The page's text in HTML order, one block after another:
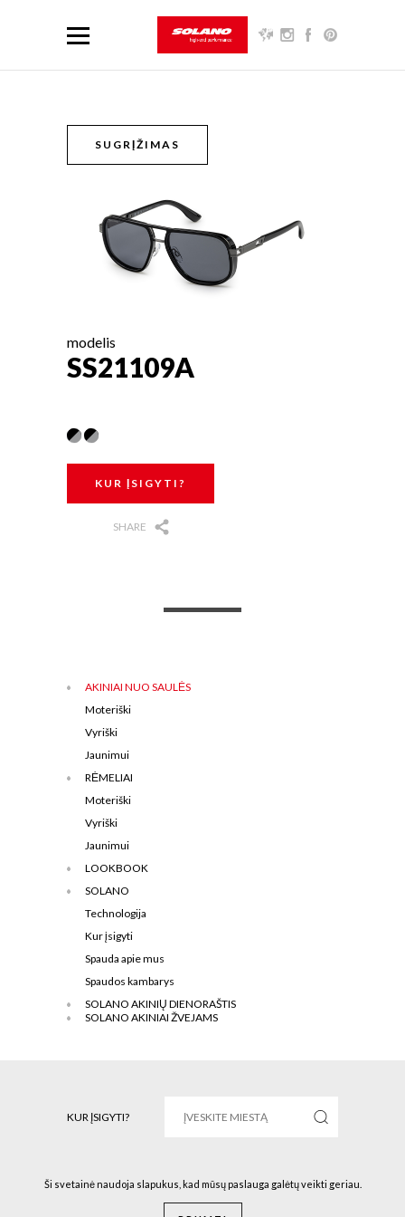
SUGRĮŽIMAS
modelis
SS21109A
KUR ĮSIGYTI?
SHARE
AKINIAI NUO SAULĖS
Moteriški
Vyriški
Jaunimui
RĖMELIAI
Moteriški
Vyriški
Jaunimui
LOOKBOOK
SOLANO
Technologija
Kur įsigyti
Spauda apie mus
Spaudos kambarys
SOLANO AKINIŲ DIENORAŠTIS
SOLANO AKINIAI ŽVEJAMS
KUR ĮSIGYTI?
Solano © 2016 Visos teisės saugomos.
Ši svetainė naudoja slapukus, kad mūsų paslauga galėtų veikti geriau.